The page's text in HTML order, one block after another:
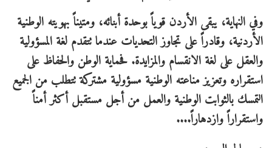
وفي النهاية، يبقى الأردن قوياً بوحدة أبنائه، ومتيناً بهويته الوطنية
الأردنية، وقادراً على تجاوز التحديات عندما تتقدم لغة المسؤولية
والعقل على لغة الانقسام والمزايدة. فحماية الوطن والحفاظ على
استقراره وتعزيز مناعته الوطنية مسؤولية مشتركة تتطلب من الجميع
التمسك بالثوابت الوطنية والعمل من أجل مستقبل أكثر أمناً
واستقراراً وازدهاراً....